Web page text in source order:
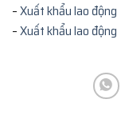
–Xuất khẩu lao động
–Xuất khẩu lao động